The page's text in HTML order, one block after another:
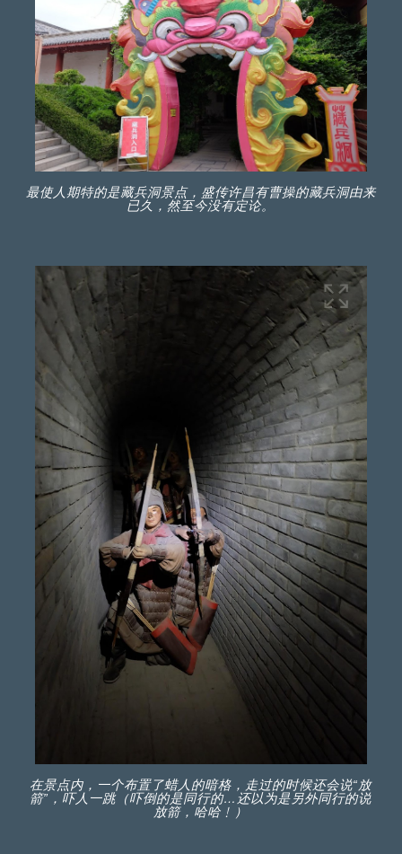
最使人期特的是藏兵洞景点，盛传许昌有曹操的藏兵洞由来
已久，然至今没有定论。
在景点内，一个布置了蜡人的暗格，走过的时候还会说“放
箭”，吓人一跳（吓倒的是同行的…还以为是另外同行的说
放箭，哈哈﹗）